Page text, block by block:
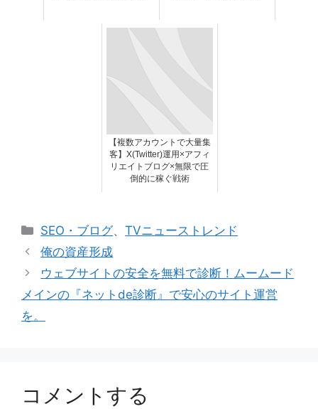
【複数アカウントで大量集
客】X(Twitter)運用×アフィ
リエイトブログ×無限で圧
倒的に稼ぐ戦術
カ
テ
ゴ
リ
ー
SEO・ブログ、TVニューストレンド
俺の資産形成
ウェブサイトの安全を無料で診断！ムームード
メインの『ネットde診断』で安心のサイト運営
を。
コメントする